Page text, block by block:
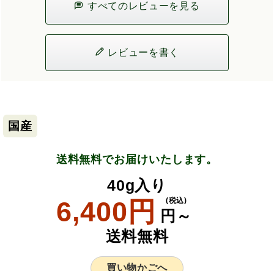
すべてのレビューを見る
レビューを書く
国産
送料無料でお届けいたします。
40g入り
6,400円 円～
(税込)
送料無料
買い物かごへ